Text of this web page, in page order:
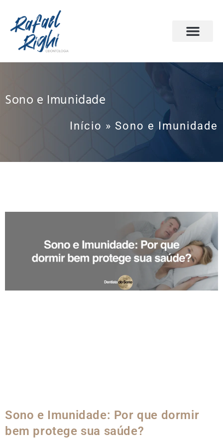
Sono e Imunidade
Início » Sono e Imunidade
Sono e Imunidade: Por que dormir
bem protege sua saúde?